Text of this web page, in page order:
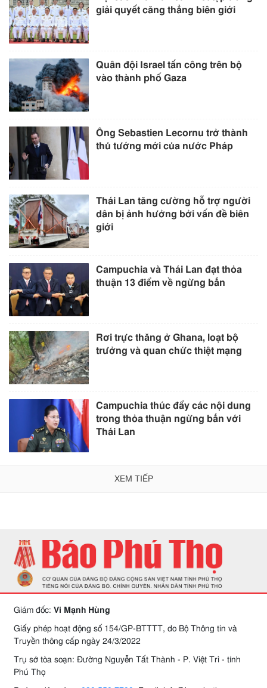
giải quyết căng thẳng biên giới
Quân đội Israel tấn công trên bộ
vào thành phố Gaza
Ông Sebastien Lecornu trở thành
thủ tướng mới của nước Pháp
Thái Lan tăng cường hỗ trợ người
dân bị ảnh hưởng bởi vấn đề biên
giới
Campuchia và Thái Lan đạt thỏa
thuận 13 điểm về ngừng bắn
Rơi trực thăng ở Ghana, loạt bộ
trưởng và quan chức thiệt mạng
Campuchia thúc đẩy các nội dung
trong thỏa thuận ngừng bắn với
Thái Lan
XEM TIẾP
Giám đốc: Vi Mạnh Hùng
Giấy phép hoạt động số 154/GP-BTTTT, do Bộ Thông tin và
Truyền thông cấp ngày 24/3/2022
Trụ sở tòa soạn: Đường Nguyễn Tất Thành - P. Việt Trì - tỉnh
Phú Thọ